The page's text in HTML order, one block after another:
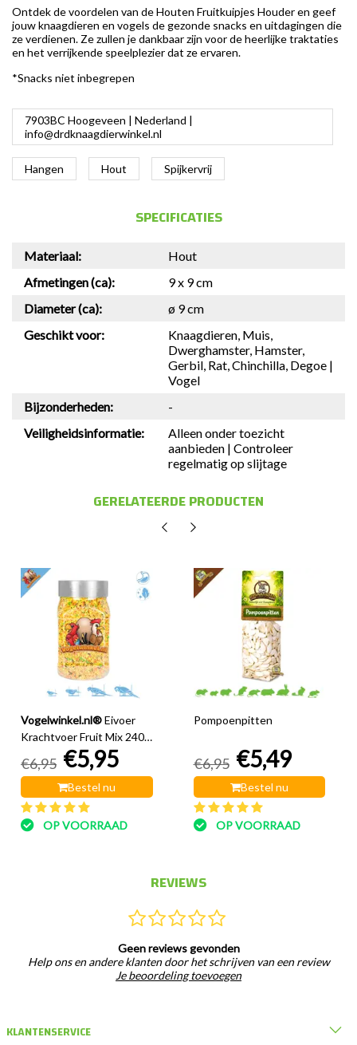
Ontdek de voordelen van de Houten Fruitkuipjes Houder en geef
jouw knaagdieren en vogels de gezonde snacks en uitdagingen die
ze verdienen. Ze zullen je dankbaar zijn voor de heerlijke traktaties
en het verrijkende speelplezier dat ze ervaren.
*Snacks niet inbegrepen
7903BC Hoogeveen | Nederland |
info@drdknaagdierwinkel.nl
Hangen Hout Spijkervrij
SPECIFICATIES
Materiaal:
Hout
Afmetingen (ca):
9 x 9 cm
Diameter (ca):
ø 9 cm
Geschikt voor:
Knaagdieren, Muis,
Dwerghamster, Hamster,
Gerbil, Rat, Chinchilla, Degoe |
Vogel
Bijzonderheden:
-
Veiligheidsinformatie:
Alleen onder toezicht
aanbieden | Controleer
regelmatig op slijtage
GERELATEERDE PRODUCTEN
Vogelwinkel.nl®Eivoer
Krachtvoer Fruit Mix 240
€6,95 €5,95
Bestel nu
OP VOORRAAD
Pompoenpitten
€6,95 €5,49
Bestel nu
OP VOORRAAD
REVIEWS
Geen reviews gevonden
Help ons en andere klanten door het schrijven van een review
Je beoordeling toevoegen
KLANTENSERVICE